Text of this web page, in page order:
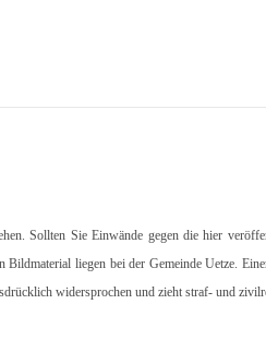
Sollten Sie Einwände gegen die hier
Bildmaterial liegen bei der Gemeinde Uetze.
widersprochen und zieht straf- und